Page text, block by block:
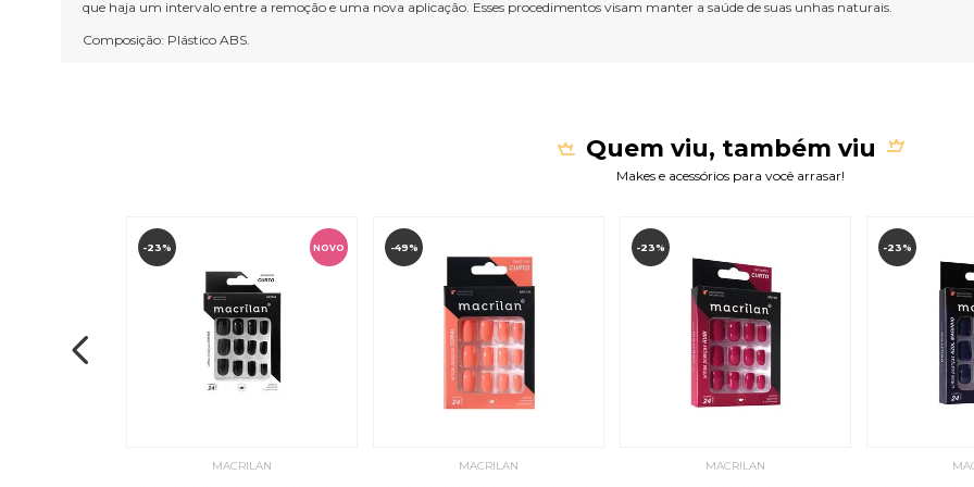
que haja um intervalo entre a remoção e uma nova aplicação. Esses procedimentos visam manter a saúde de suas unhas naturais.
Composição: Plástico ABS.
Quem viu, também viu
Makes e acessórios para você arrasar!
-23% NOVO
MACRILAN
-49%
MACRILAN
-23%
MACRILAN
-23%